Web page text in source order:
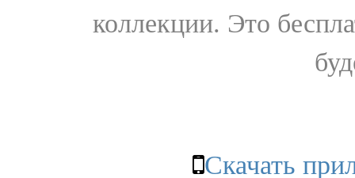
коллекции. Это
Скачать